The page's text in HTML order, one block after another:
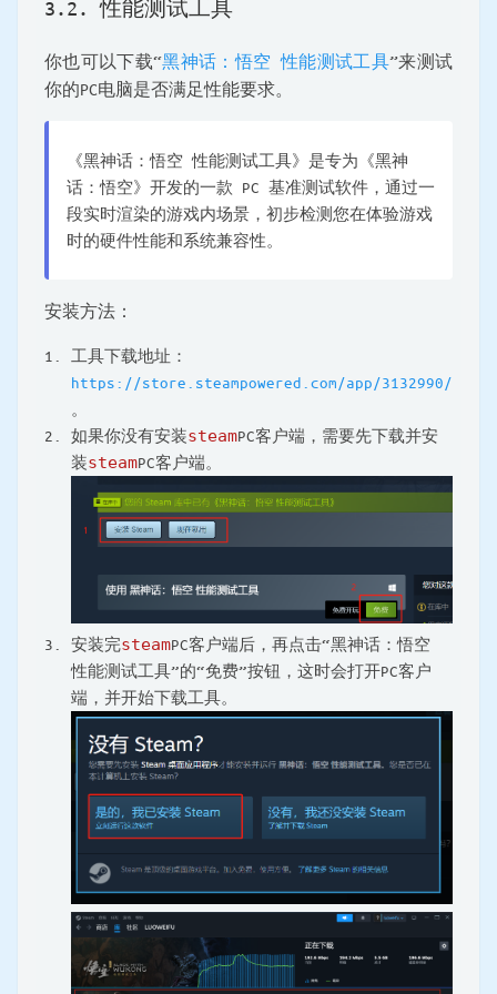
3.2. 性能测试工具
你也可以下载“黑神话：悟空 性能测试工具”来测试
你的PC电脑是否满足性能要求。
《黑神话：悟空 性能测试工具》是专为《黑神
话：悟空》开发的一款 PC 基准测试软件，通过一
段实时渲染的游戏内场景，初步检测您在体验游戏
时的硬件性能和系统兼容性。
安装方法：
工具下载地址：
https://store.steampowered.com/app/3132990/
。
如果你没有安装steamPC客户端，需要先下载并安
装steamPC客户端。
安装完steamPC客户端后，再点击“黑神话：悟空
性能测试工具”的“免费”按钮，这时会打开PC客户
端，并开始下载工具。